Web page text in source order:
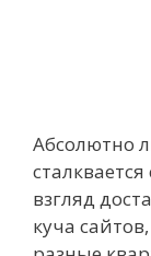
Абсолютно
взгляд
куча